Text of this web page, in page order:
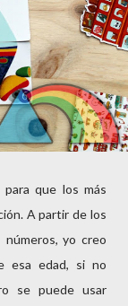
que los más
A partir de los
números, yo creo
esa edad, si no
se puede usar